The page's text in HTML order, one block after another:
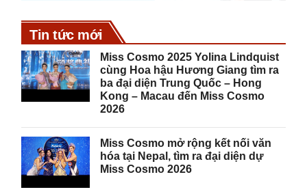
Tin tức mới
Miss Cosmo 2025 Yolina Lindquist
cùng Hoa hậu Hương Giang tìm ra
ba đại diện Trung Quốc – Hong
Kong – Macau đến Miss Cosmo
2026
Miss Cosmo mở rộng kết nối văn
hóa tại Nepal, tìm ra đại diện dự
Miss Cosmo 2026